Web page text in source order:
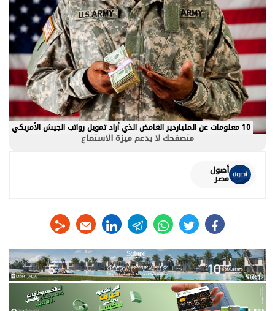
10 معلومات عن الملياردير الغامض الذي أراد تمويل رواتب الجيش الأمريكي
متصفحك لا يدعم ميزة الاستماع
أصول
مصر
facebook
twitter
whats
telegram
linkedin